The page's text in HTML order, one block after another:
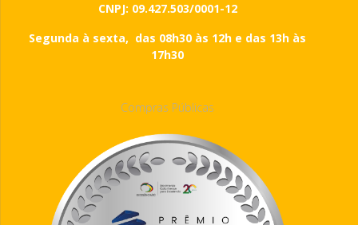
CNPJ: 09.427.503/0001-12
Segunda à sexta, das 08h30 às 12h e das 13h às
17h30
Compras Públicas